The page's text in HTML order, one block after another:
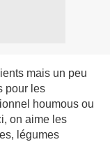
mais un peu
pour les
houmous ou
on aime les
légumes